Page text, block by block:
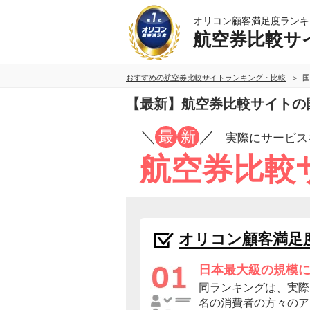
オリコン顧客満足度ラン
航空券比較サ
おすすめの航空券比較サイトランキング・比較
【最新】航空券比較サイト
／ 最 新 ／ 実際にサービ
航空券比較
オリコン顧客満足
日本最大級の規模
同ランキングは、実
名の消費者の方々の